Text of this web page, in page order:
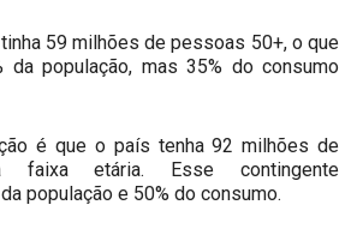
59 milhões de pessoas 50+, o que
da população, mas 35% do consumo
é que o país tenha 92 milhões de
faixa etária. Esse contingente
população e 50% do consumo.